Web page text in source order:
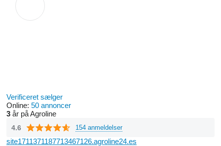
Verificeret sælger
Online: 50 annoncer
3 år på Agroline
4.6 154 anmeldelser
site1711371187713467126.agroline24.es